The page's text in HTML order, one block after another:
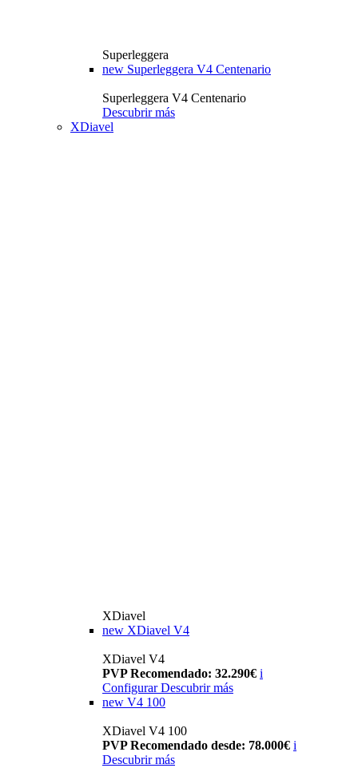
Superleggera
new Superleggera V4 Centenario
Superleggera V4 Centenario
Descubrir más
XDiavel
XDiavel
new XDiavel V4
XDiavel V4
PVP Recomendado: 32.290€ i
Configurar Descubrir más
new V4 100
XDiavel V4 100
PVP Recomendado desde: 78.000€ i
Descubrir más